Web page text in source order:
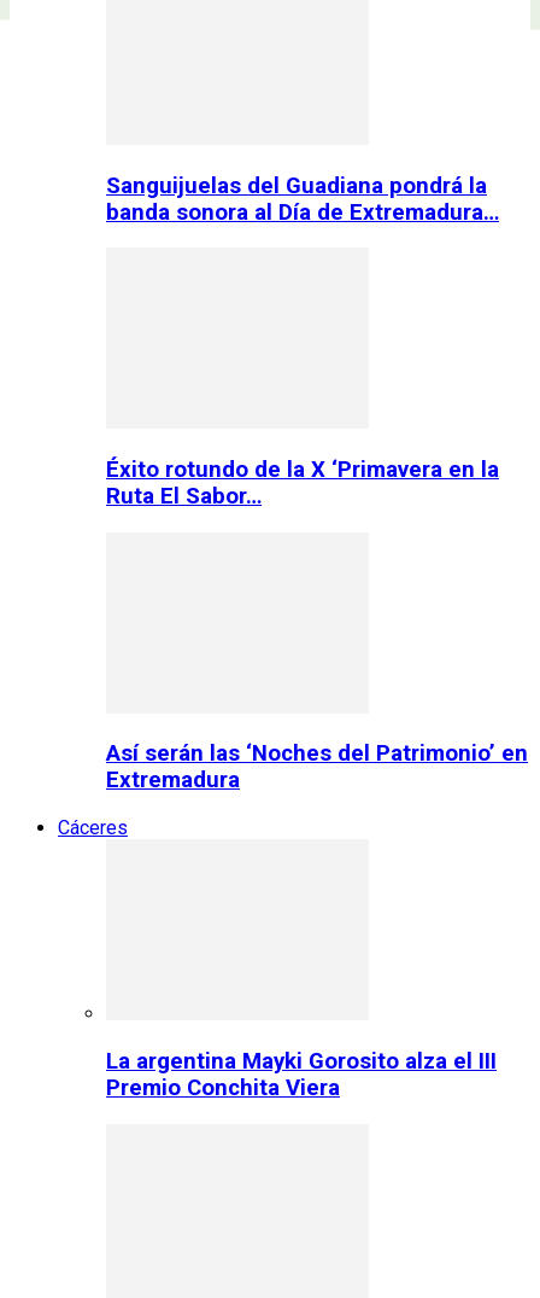
Sanguijuelas del Guadiana pondrá la
banda sonora al Día de Extremadura…
Éxito rotundo de la X ‘Primavera en la
Ruta El Sabor…
Así serán las ‘Noches del Patrimonio’ en
Extremadura
Cáceres
La argentina Mayki Gorosito alza el III
Premio Conchita Viera